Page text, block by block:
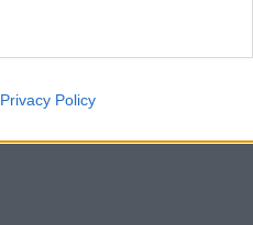
Privacy Policy